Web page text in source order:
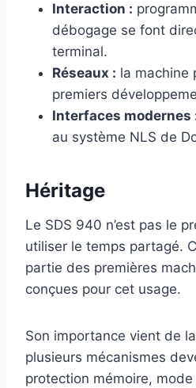
Interaction :
débogage se font
terminal.
Réseaux : la machine
premiers
Interfaces modernes
au système NLS de
Héritage
Le SDS 940 n’est pas le
utiliser le temps partagé.
partie des premières
conçues pour cet usage.
Son importance vient de
plusieurs mécanismes
protection mémoire,